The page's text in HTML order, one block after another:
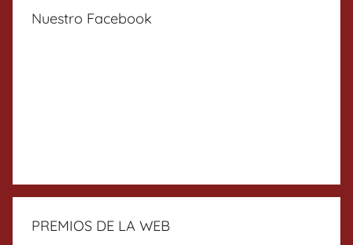
Nuestro Facebook
PREMIOS DE LA WEB